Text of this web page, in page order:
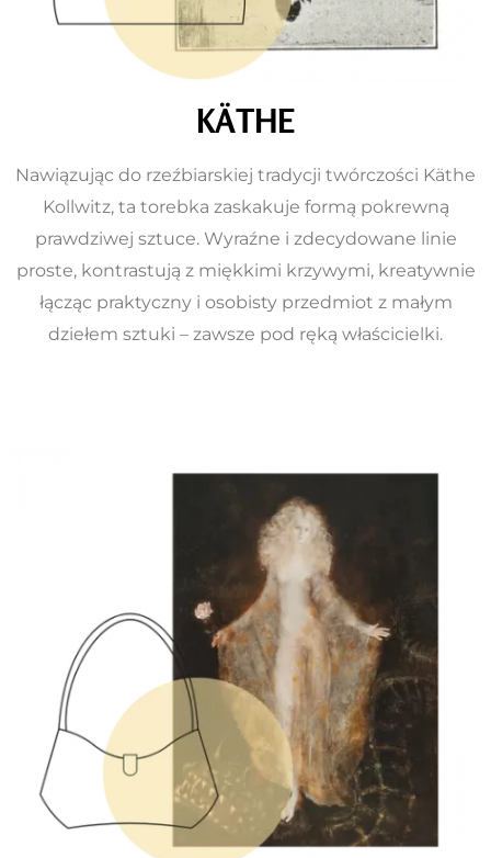
KÄTHE
Nawiązując do rzeźbiarskiej tradycji twórczości Käthe
Kollwitz, ta torebka zaskakuje formą pokrewną
prawdziwej sztuce. Wyraźne i zdecydowane linie
proste, kontrastują z miękkimi krzywymi, kreatywnie
łącząc praktyczny i osobisty przedmiot z małym
dziełem sztuki – zawsze pod ręką właścicielki.